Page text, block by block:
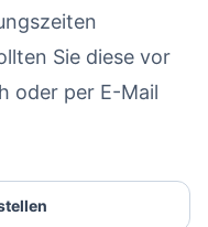
Sie diese vor
oder per E-Mail